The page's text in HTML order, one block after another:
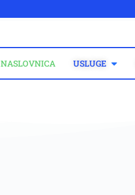
NASLOVNICA USLUGE